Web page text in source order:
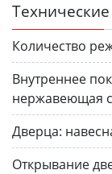
Количество
Внутреннее
нержавеющая
Дверца:
Открывание